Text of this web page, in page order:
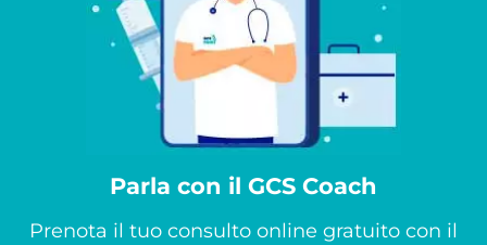
Parla con il GCS Coach
Prenota il tuo consulto online gratuito con il